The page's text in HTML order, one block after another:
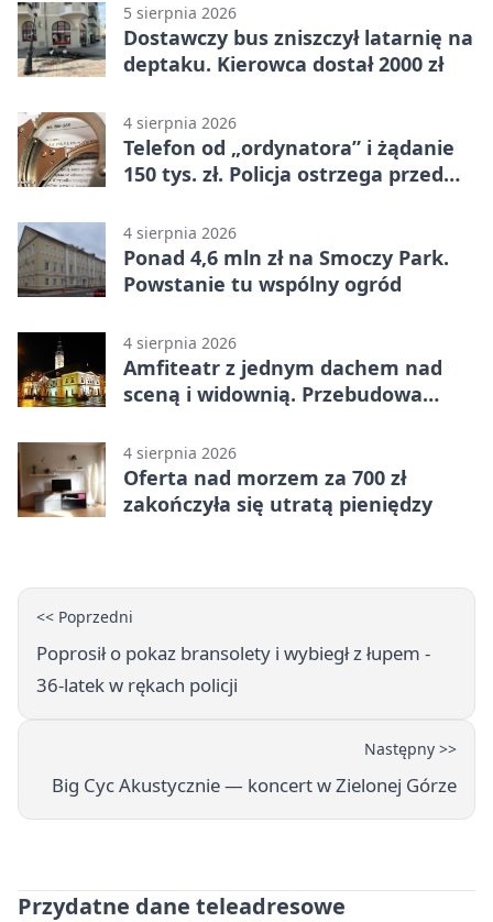
5 sierpnia 2026
Dostawczy bus zniszczył latarnię na
deptaku. Kierowca dostał 2000 zł
4 sierpnia 2026
Telefon od „ordynatora” i żądanie
150 tys. zł. Policja ostrzega przed
4 sierpnia 2026
Ponad 4,6 mln zł na Smoczy Park.
Powstanie tu wspólny ogród
4 sierpnia 2026
Amfiteatr z jednym dachem nad
sceną i widownią. Przebudowa
4 sierpnia 2026
Oferta nad morzem za 700 zł
zakończyła się utratą pieniędzy
<< Poprzedni
Poprosił o pokaz bransolety i wybiegł z łupem -
36-latek w rękach policji
Następny >>
Big Cyc Akustycznie — koncert w Zielonej Górze
Przydatne dane teleadresowe